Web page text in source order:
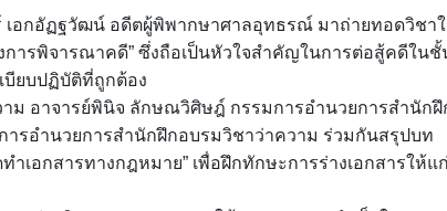
เอกอัฏฐวัฒน์ อดีตผู้พิพากษาศาลอุทธรณ์ มาถ่ายทอดวิชา
การพิจารณาคดี” ซึ่งถือเป็นหัวใจสำคัญในการต่อสู้คดีในชั้
บียบปฏิบัติที่ถูกต้อง
ม อาจารย์พินิจ ลักษณวิศิษฎ์ กรรมการอำนวยการสำนักฝึ
อำนวยการสำนักฝึกอบรมวิชาว่าความ ร่วมกันสรุปบท
เอกสารทางกฎหมาย” เพื่อฝึกทักษะการร่างเอกสารให้แ